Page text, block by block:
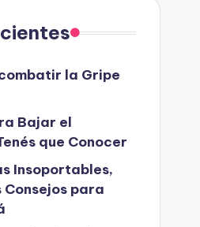
la Gripe
Bajar el
que Conocer
Insoportables,
Consejos para